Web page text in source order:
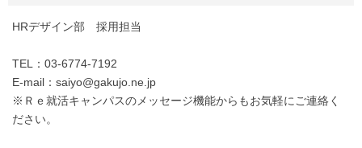
HRデザイン部 採用担当
TEL：03-6774-7192
E-mail：saiyo@gakujo.ne.jp
※Ｒｅ就活キャンパスのメッセージ機能からもお気軽にご連絡く
ださい。